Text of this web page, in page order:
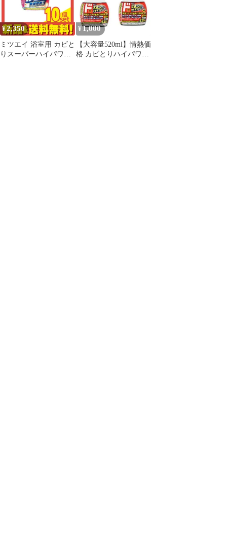
¥2,350
ミツエイ 浴室用 カビと
りスーパーハイパワー
¥ 1,000
【大容量520ml】情熱価
格 カビとりハイパワー